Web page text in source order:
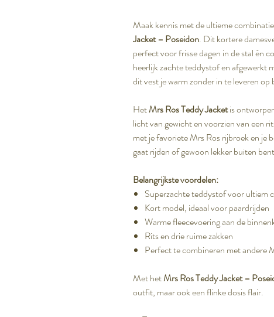
Maak kennis met de ultieme
Jacket – Poseidon. Dit kortere
perfect voor frisse dagen in de stal én
heerlijk zachte teddystof en afgewerkt
dit vest je warm zonder in te leveren op
HetMrs Ros Teddy Jacketis
licht van gewicht en voorzien van een
met je favoriete Mrs Ros rijbroek en je
gaat rijden of gewoon lekker buiten
Belangrijkste voordelen:
Superzachte teddystof voor ultiem
Kort model, ideaal voor paardrijden
Warme fleecevoering aan de
Rits en drie ruime zakken
Perfect te combineren met andere
Met hetMrs Ros Teddy Jacket –
outfit, maar ook een flinke dosis flair.